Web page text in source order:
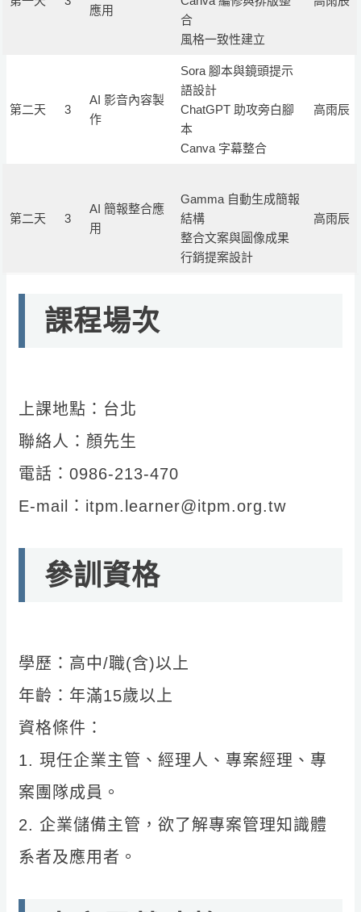
應用
合
風格一致性建立
第二天 3
AI 影音內容製
作
Sora 腳本與鏡頭提示
語設計
ChatGPT 助攻旁白腳
本
Canva 字幕整合
高雨辰
第二天 3
AI 簡報整合應
用
Gamma 自動生成簡報
結構
整合文案與圖像成果
行銷提案設計
高雨辰
課程場次
上課地點：台北
聯絡人：顏先生
電話：0986-213-470
E-mail：itpm.learner@itpm.org.tw
參訓資格
學歷：高中/職(含)以上
年齡：年滿15歲以上
資格條件：
1. 現任企業主管、經理人、專案經理、專
案團隊成員。
2. 企業儲備主管，欲了解專案管理知識體
系者及應用者。